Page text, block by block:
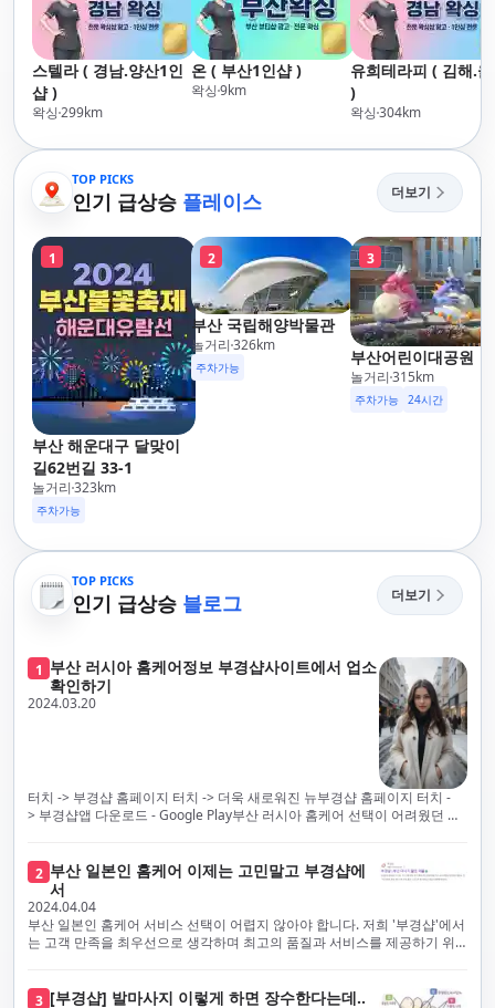
스텔라 ( 경남.양산1인
샵 )
왁싱299km
온 ( 부산1인샵 )
왁싱9km
유희테라피 ( 김해.
)
왁싱304km
TOP PICKS
인기 급상승 플레이스 더보기
1
부산 해운대구 달맞이
길62번길 33-1
놀거리 323km
주차가능
2
부산 국립해양박물관
놀거리 326km
주차가능
3
부산어린이대공원
놀거리 315km
주차가능 24시간
TOP PICKS
인기 급상승 블로그 더보기
1 부산 러시아 홈케어정보 부경샵사이트에서 업소
확인하기
2024.03.20
터치 -> 부경샵 홈페이지 터치 -> 더욱 새로워진 뉴부경샵 홈페이지 터치 -
> 부경샵앱 다운로드 - Google Play부산 러시아 홈케어 선택이 어려웠던 시
스의 모든 과정을 후불제로 운영합니다. 이는 고객님의 최대 편의를 보장하
기 위한 부경샵의 약속입니다.부경샵은 현장에서 바로 고객님께 서비스를
제공하는 깨끗하고 전문적으로 훈련된 관리사들을 다수 보유하고 있음을 자
랑스럽게 생각합니다. 이는 프리미엄 부산 러시아 홈케어 경험을 제공하기
위한 부경샵의 노력의 일환입니다.현 시대의 불확실성 속에서, 안전은 부경
하고 개인의 건강 상태를 지속적으로 모니터링합니다.예약금을 요구하는 업
2 부산 일본인 홈케어 이제는 고민말고 부경샵에
서
2024.04.04
부산 일본인 홈케어 서비스 선택이 어렵지 않아야 합니다. 저희 '부경샵'에서
는 고객 만족을 최우선으로 생각하며 최고의 품질과 서비스를 제공하기 위
프리미엄 부산 일본인 홈케어 경험을 제공하고자 현장에서 직접 깨끗하고
3 [부경샵] 발마사지 이렇게 하면 장수한다는데..